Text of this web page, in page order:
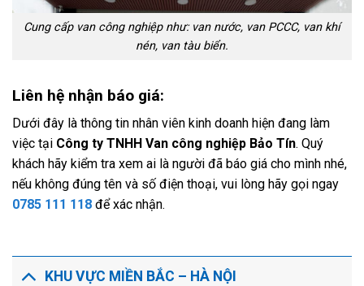
Cung cấp van công nghiệp như: van nước, van PCCC, van khí
nén, van tàu biển.
Liên hệ nhận báo giá:
Dưới đây là thông tin nhân viên kinh doanh hiện đang làm
việc tại Công ty TNHH Van công nghiệp Bảo Tín. Quý
khách hãy kiểm tra xem ai là người đã báo giá cho mình nhé,
nếu không đúng tên và số điện thoại, vui lòng hãy gọi ngay
0785 111 118 để xác nhận.
KHU VỰC MIỀN BẮC – HÀ NỘI